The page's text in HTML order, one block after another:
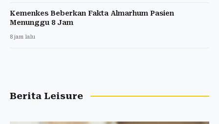
Kemenkes Beberkan Fakta Almarhum Pasien
Menunggu 8 Jam
8 jam lalu
Berita Leisure